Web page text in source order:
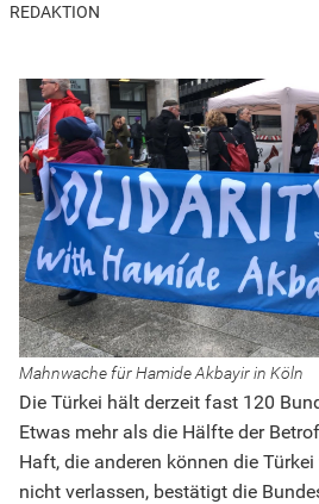
REDAKTION
Mahnwache für Hamide Akbayir in Köln
Die Türkei hält derzeit fast 120
Etwas mehr als die Hälfte der
Haft, die anderen können die
nicht verlassen, bestätigt die